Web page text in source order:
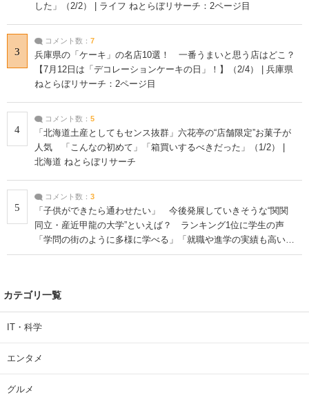
した」（2/2） | ライフ ねとらぼリサーチ：2ページ目
3
コメント数： 7
兵庫県の「ケーキ」の名店10選！ 一番うまいと思う店はどこ？
【7月12日は「デコレーションケーキの日」！】（2/4） | 兵庫県
ねとらぼリサーチ：2ページ目
4
コメント数： 5
「北海道土産としてもセンス抜群」六花亭の“店舗限定”お菓子が
人気 「こんなの初めて」「箱買いするべきだった」（1/2） |
北海道 ねとらぼリサーチ
5
コメント数： 3
「子供ができたら通わせたい」 今後発展していきそうな“関関
同立・産近甲龍の大学”といえば？ ランキング1位に学生の声
「学問の街のように多様に学べる」「就職や進学の実績も高い」
| 大学 ねとらぼリサーチ
カテゴリ一覧
IT・科学
エンタメ
グルメ